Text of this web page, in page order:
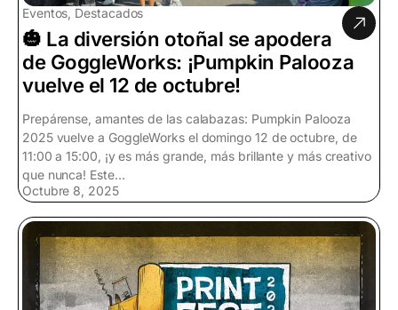
Eventos, Destacados
🎃 La diversión otoñal se apodera
de GoggleWorks: ¡Pumpkin Palooza
vuelve el 12 de octubre!
Prepárense, amantes de las calabazas: Pumpkin Palooza
2025 vuelve a GoggleWorks el domingo 12 de octubre, de
11:00 a 15:00, ¡y es más grande, más brillante y más creativo
que nunca! Este...
Octubre 8, 2025